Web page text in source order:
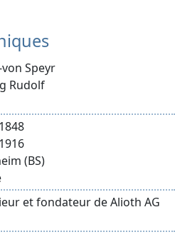
Speyr
Rudolf
(BS)
et fondateur de Alioth AG